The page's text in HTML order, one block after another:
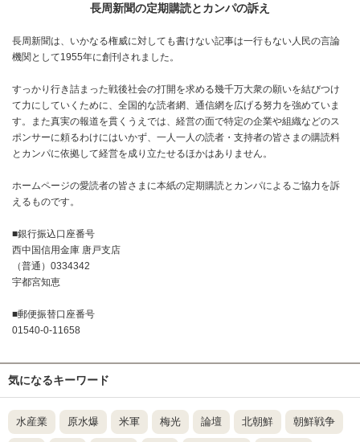
長周新聞の定期購読とカンパの訴え
長周新聞は、いかなる権威に対しても書けない記事は一行もない人民の言論
機関として1955年に創刊されました。
すっかり行き詰まった戦後社会の打開を求める幾千万大衆の願いを結びつけ
て力にしていくために、全国的な読者網、通信網を広げる努力を強めていま
す。また真実の報道を貫くうえでは、経営の面で特定の企業や組織などのス
ポンサーに頼るわけにはいかず、一人一人の読者・支持者の皆さまの購読料
とカンパに依拠して経営を成り立たせるほかはありません。
ホームページの愛読者の皆さまに本紙の定期購読とカンパによるご協力を訴
えるものです。
■銀行振込口座番号
西中国信用金庫 唐戸支店
（普通）0334342
宇都宮知恵
■郵便振替口座番号
01540-0-11658
気になるキーワード
水産業 原水爆 米軍 梅光 論壇 北朝鮮 朝鮮戦争